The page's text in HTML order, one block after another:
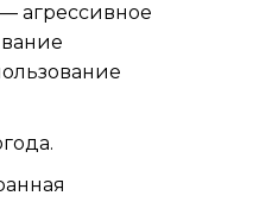
агрессивное